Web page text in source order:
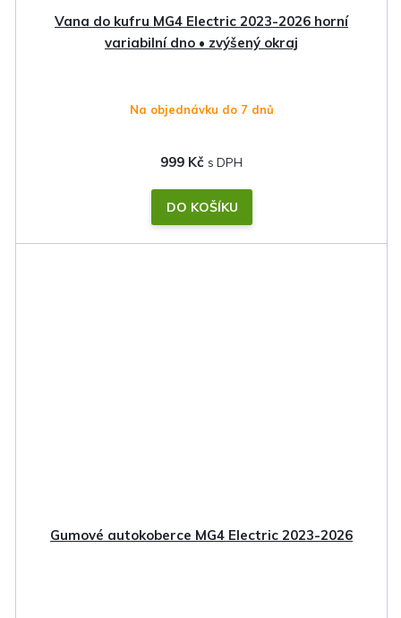
Vana do kufru MG4 Electric 2023-2026 horní
variabilní dno • zvýšený okraj
Na objednávku do 7 dnů
999 Kč
DO KOŠÍKU
Gumové autokoberce MG4 Electric 2023-2026